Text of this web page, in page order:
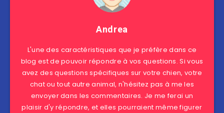
Andrea
L'une des caractéristiques que je préfère dans ce
blog est de pouvoir répondre à vos questions. Si vous
avez des questions spécifiques sur votre chien, votre
chat ou tout autre animal, n'hésitez pas à me les
envoyer dans les commentaires. Je me ferai un
plaisir d'y répondre, et elles pourraient même figurer